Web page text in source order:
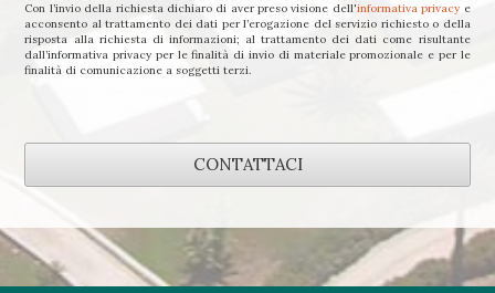
Con l’invio della richiesta dichiaro di aver preso visione dell'informativa privacy e
acconsento al trattamento dei dati per l’erogazione del servizio richiesto o della
risposta alla richiesta di informazioni; al trattamento dei dati come risultante
dall’informativa privacy per le finalità di invio di materiale promozionale e per le
finalità di comunicazione a soggetti terzi.
CONTATTACI
campo
deve